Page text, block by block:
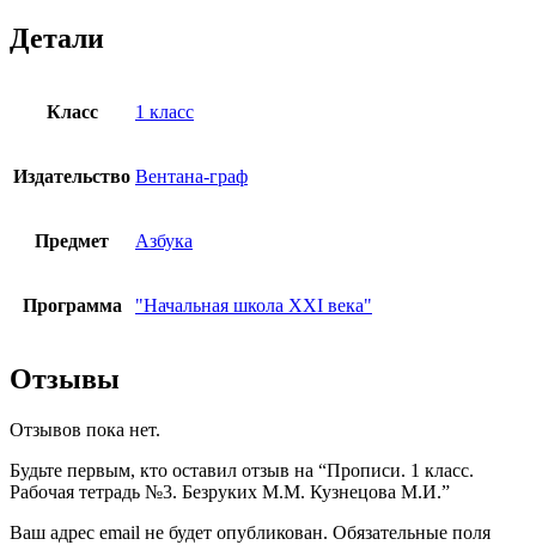
Детали
Класс 1 класс
Издательство Вентана-граф
Предмет Азбука
Программа "Начальная школа XXI века"
Отзывы
Отзывов пока нет.
Будьте первым, кто оставил отзыв на “Прописи. 1 класс.
Рабочая тетрадь №3. Безруких М.М. Кузнецова М.И.”
Ваш адрес email не будет опубликован. Обязательные поля